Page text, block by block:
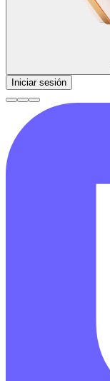
Iniciar sesión